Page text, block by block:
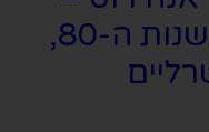
כולם שירי רוק ופופ משנות ה-80,